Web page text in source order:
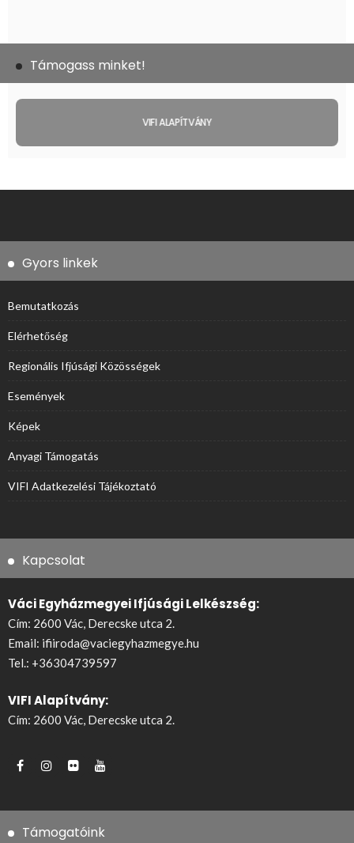
Támogass minket!
VIFI ALAPÍTVÁNY
Gyors linkek
Bemutatkozás
Elérhetőség
Regionális Ifjúsági Közösségek
Események
Képek
Anyagi Támogatás
VIFI Adatkezelési Tájékoztató
Kapcsolat
Váci Egyházmegyei Ifjúsági Lelkészség:
Cím: 2600 Vác, Derecske utca 2.
Email: ifiiroda@vaciegyhazmegye.hu
Tel.: +36304739597
VIFI Alapítvány:
Cím: 2600 Vác, Derecske utca 2.
Támogatóink